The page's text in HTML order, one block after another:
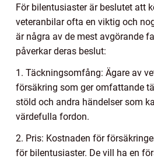
För bilentusiaster är beslutet att
veteranbilar ofta en viktig och
är några av de mest avgörande
påverkar deras beslut:
1. Täckningsomfång: Ägare av
försäkring som ger omfattande
stöld och andra händelser som
värdefulla fordon.
2. Pris: Kostnaden för
för bilentusiaster. De vill ha en